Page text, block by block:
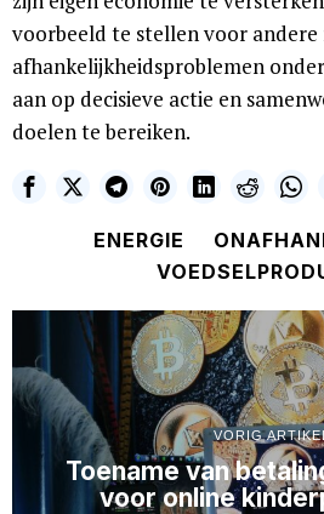
voorbeeld te stellen voor andere
afhankelijkheidsproblemen
aan op decisieve actie en
doelen te bereiken.
ENERGIE
VORIG
Toename van
voor online